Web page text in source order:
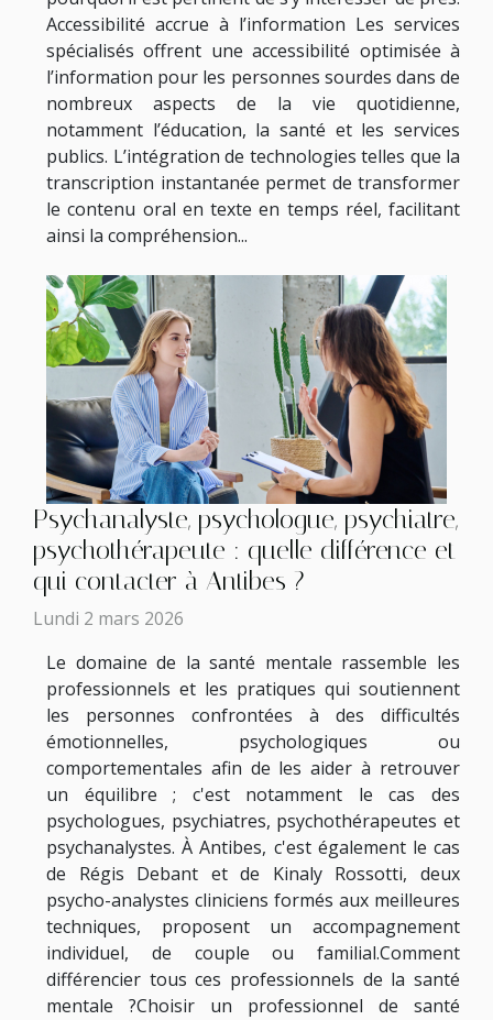
Accessibilité accrue à l’information Les services
spécialisés offrent une accessibilité optimisée à
l’information pour les personnes sourdes dans de
nombreux aspects de la vie quotidienne,
notamment l’éducation, la santé et les services
publics. L’intégration de technologies telles que la
transcription instantanée permet de transformer
le contenu oral en texte en temps réel, facilitant
ainsi la compréhension...
Psychanalyste, psychologue, psychiatre,
psychothérapeute : quelle différence et
qui contacter à Antibes ?
Lundi 2 mars 2026
Le domaine de la santé mentale rassemble les
professionnels et les pratiques qui soutiennent
les personnes confrontées à des difficultés
émotionnelles, psychologiques ou
comportementales afin de les aider à retrouver
un équilibre ; c'est notamment le cas des
psychologues, psychiatres, psychothérapeutes et
psychanalystes. À Antibes, c'est également le cas
de Régis Debant et de Kinaly Rossotti, deux
psycho-analystes cliniciens formés aux meilleures
techniques, proposent un accompagnement
individuel, de couple ou familial.Comment
différencier tous ces professionnels de la santé
mentale ?Choisir un professionnel de santé